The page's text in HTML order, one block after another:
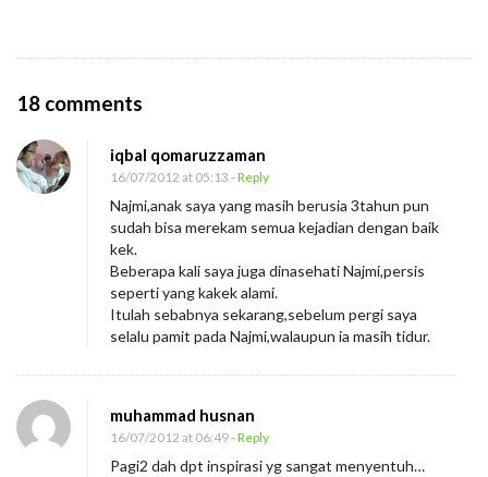
18 comments
P
t
k
U
m
t
iqbal qomaruzzaman
16/07/2012 at 05:13 - Reply
Najmi,anak saya yang masih berusia 3tahun pun
sudah bisa merekam semua kejadian dengan baik
kek.
Beberapa kali saya juga dinasehati Najmi,persis
seperti yang kakek alami.
Itulah sebabnya sekarang,sebelum pergi saya
selalu pamit pada Najmi,walaupun ia masih tidur.
muhammad husnan
16/07/2012 at 06:49- Reply
Pagi2 dah dpt inspirasi yg sangat menyentuh…